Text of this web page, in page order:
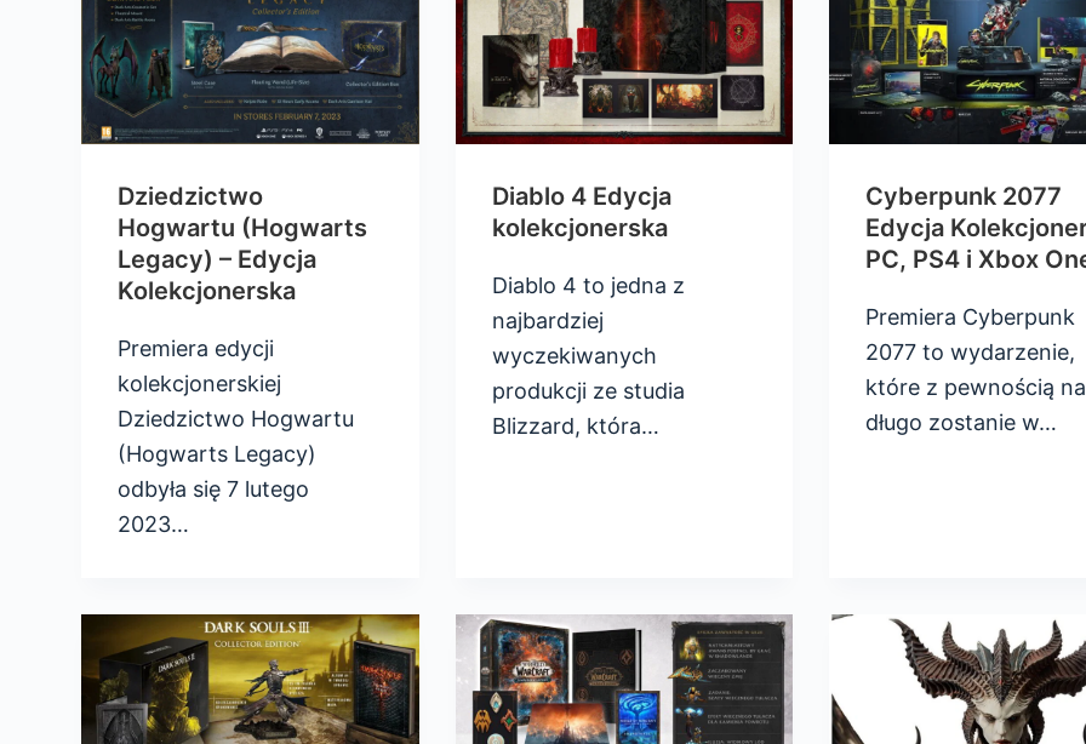
Dziedzictwo
Hogwartu (Hogwarts
Legacy) – Edycja
Kolekcjonerska
Premiera edycji
kolekcjonerskiej
Dziedzictwo Hogwartu
(Hogwarts Legacy)
odbyła się 7 lutego
2023…
Diablo 4 Edycja
kolekcjonerska
Diablo 4 to jedna z
najbardziej
wyczekiwanych
produkcji ze studia
Blizzard, która…
Cyberpunk 2077
Edycja
PC, PS4 i Xbox
Premiera Cyberpunk
2077 to wydarzenie,
które z pewnością na
długo zostanie w…